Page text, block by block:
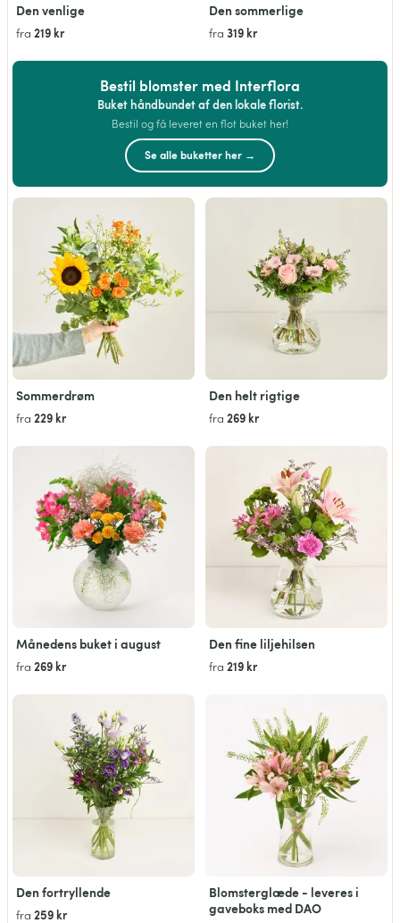
Den venlige
fra 219 kr
Den sommerlige
fra 319 kr
Bestil blomster med Interflora
Buket håndbundet af den lokale florist.
Bestil og få leveret en flot buket her!
Se alle buketter her →
Sommerdrøm
fra 229 kr
Den helt rigtige
fra 269 kr
Månedens buket i august
fra 269 kr
Den fine liljehilsen
fra 219 kr
Den fortryllende
fra 259 kr
Blomsterglæde - leveres i
gaveboks med DAO